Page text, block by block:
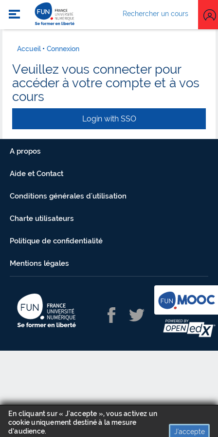
Rechercher un cours
En cliquant sur « J'accepte », vous activez un
cookie uniquement destiné à la mesure
d’audience.
J'accepte
Accueil Connexion
Veuillez vous connecter pour
accéder à votre compte et à vos
cours
Login with SSO
A propos
Aide et Contact
Conditions générales d'utilisation
Charte utilisateurs
Politique de confidentialité
Mentions légales